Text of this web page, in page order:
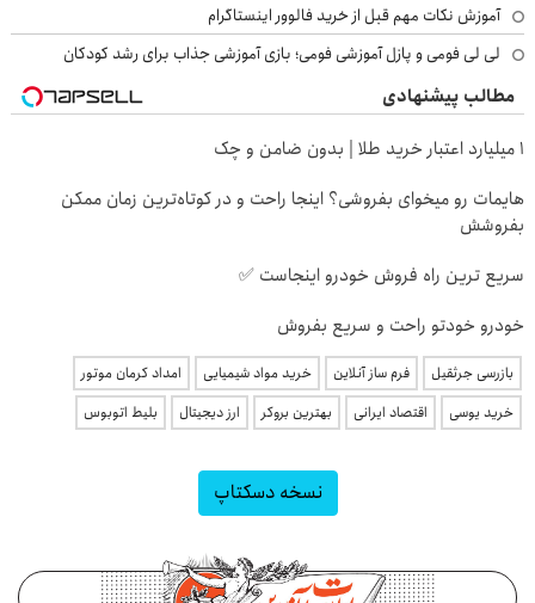
آموزش نکات مهم قبل از خرید فالوور اینستاگرام
لی لی فومی و پازل آموزشی فومی؛ بازی آموزشی جذاب برای رشد کودکان
مطالب پیشنهادی
۱ میلیارد اعتبار خرید طلا | بدون ضامن و چک
هایمات رو میخوای بفروشی؟ اینجا راحت و در کوتاه‌ترین زمان ممکن
بفروشش
سریع ترین راه فروش خودرو اینجاست ✅
خودرو خودتو راحت و سریع بفروش
بازرسی جرثقیل فرم ساز آنلاین خرید مواد شیمیایی
امداد کرمان موتور
خرید یوسی
اقتصاد ایرانی بهترین بروکر ارز دیجیتال بلیط اتوبوس
نسخه دسکتاپ